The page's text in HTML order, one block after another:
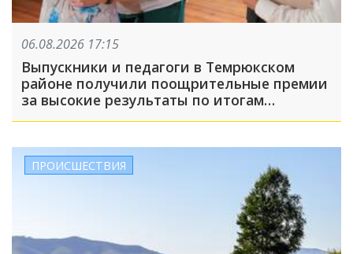
06.08.2026 17:15
Выпускники и педагоги в Темрюкском
районе получили поощрительные премии
за высокие результаты по итогам
ПРОИСШЕСТВИЯ